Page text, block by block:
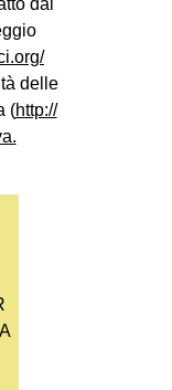
delle
(http://